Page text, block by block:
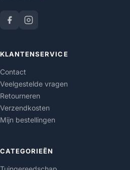
KLANTENSERVICE
Contact
Veelgestelde vragen
Retourneren
Verzendkosten
Mijn bestellingen
CATEGORIEËN